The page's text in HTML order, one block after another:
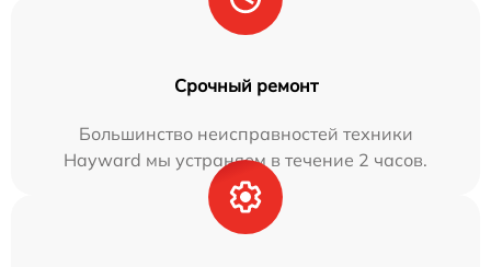
Срочный ремонт
Большинство неисправностей техники
Hayward мы устраняем в течение 2 часов.